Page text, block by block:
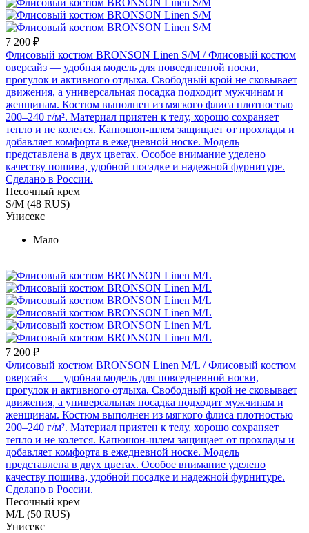
7 200 ₽
Флисовый костюм BRONSON Linen S/M / Флисовый костюм
оверсайз — удобная модель для повседневной носки,
прогулок и активного отдыха. Свободный крой не сковывает
движения, а универсальная посадка подходит мужчинам и
женщинам. Костюм выполнен из мягкого флиса плотностью
200–240 г/м². Материал приятен к телу, хорошо сохраняет
тепло и не колется. Капюшон-шлем защищает от прохлады и
добавляет комфорта в ежедневной носке. Модель
представлена в двух цветах. Особое внимание уделено
качеству пошива, удобной посадке и надежной фурнитуре.
Сделано в России.
Песочный крем
S/M (48 RUS)
Унисекс
Мало
7 200 ₽
Флисовый костюм BRONSON Linen M/L / Флисовый костюм
оверсайз — удобная модель для повседневной носки,
прогулок и активного отдыха. Свободный крой не сковывает
движения, а универсальная посадка подходит мужчинам и
женщинам. Костюм выполнен из мягкого флиса плотностью
200–240 г/м². Материал приятен к телу, хорошо сохраняет
тепло и не колется. Капюшон-шлем защищает от прохлады и
добавляет комфорта в ежедневной носке. Модель
представлена в двух цветах. Особое внимание уделено
качеству пошива, удобной посадке и надежной фурнитуре.
Сделано в России.
Песочный крем
M/L (50 RUS)
Унисекс